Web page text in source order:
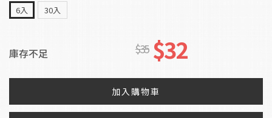
6入 30入
庫存不足 $35 $32
加入購物車